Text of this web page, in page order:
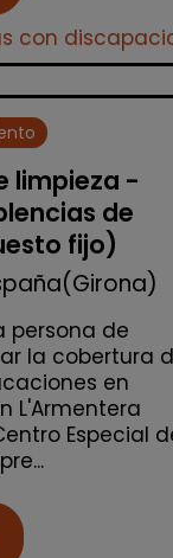
con
limpieza -
de
fijo)
persona de
la cobertura
en
L'Armentera
Especial